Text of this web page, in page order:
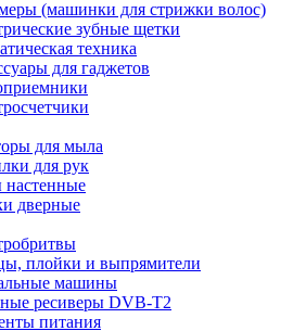
(машинки для стрижки волос)
зубные щетки
техника
для гаджетов
для мыла
для рук
дверные
плойки и выпрямители
машины
ресиверы DVB-T2
питания